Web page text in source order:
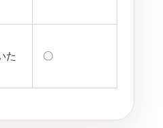
た
〇